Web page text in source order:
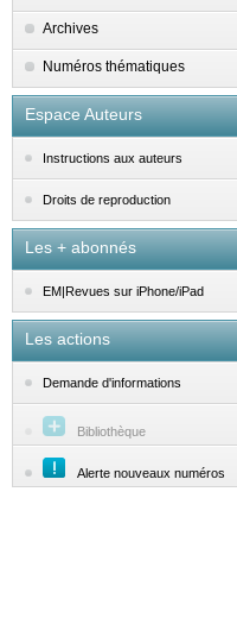
Archives
Numéros thématiques
Espace Auteurs
Instructions aux auteurs
Droits de reproduction
Les + abonnés
EM|Revues sur iPhone/iPad
Les actions
Demande d'informations
Bibliothèque
Alerte nouveaux numéros